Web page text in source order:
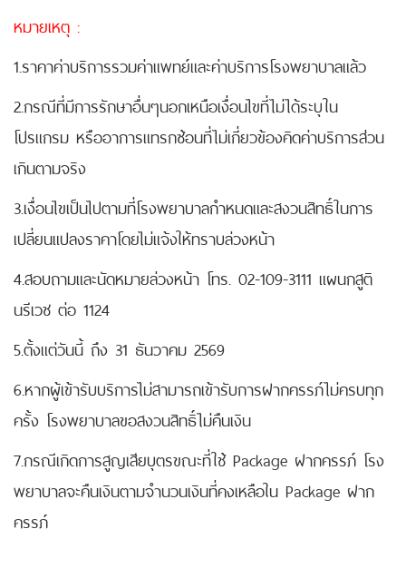
หมายเหตุ :
1.ราคาค่าบริการรวมค่าแพทย์และค่าบริการโรงพยาบาลแล้ว
2.กรณีที่มีการรักษาอื่นๆนอกเหนือเงื่อนไขที่ไม่ได้ระบุใน
โปรแกรม หรืออาการแทรกซ้อนที่ไม่เกี่ยวข้องคิดค่าบริการส่วน
เกินตามจริง
3.เงื่อนไขเป็นไปตามที่โรงพยาบาลกำหนดและสงวนสิทธิ์ในการ
เปลี่ยนแปลงราคาโดยไม่แจ้งให้ทราบล่วงหน้า
4.สอบถามและนัดหมายล่วงหน้า โทร. 02-109-3111 แผนกสูติ
นรีเวช ต่อ 1124
5.ตั้งแต่วันนี้ ถึง 31 ธันวาคม 2569
6.หากผู้เข้ารับบริการไม่สามารถเข้ารับการฝากครรภ์ไม่ครบทุก
ครั้ง โรงพยาบาลขอสงวนสิทธิ์ไม่คืนเงิน
7.กรณีเกิดการสูญเสียบุตรขณะที่ใช้ Package ฝากครรภ์ โรง
พยาบาลจะคืนเงินตามจำนวนเงินที่คงเหลือใน Package ฝาก
ครรภ์